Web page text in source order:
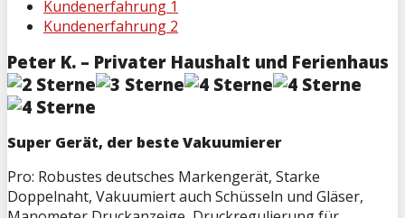
Kundenerfahrung 1
Kundenerfahrung 2
Peter K. – Privater Haushalt und Ferienhaus
Super Gerät, der beste Vakuumierer
Pro: Robustes deutsches Markengerät, Starke
Doppelnaht, Vakuumiert auch Schüsseln und Gläser,